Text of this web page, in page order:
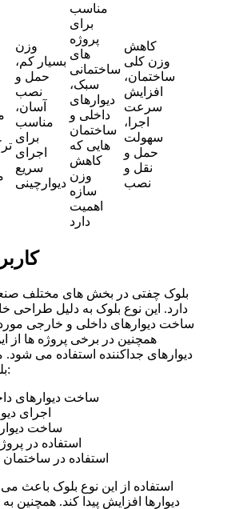
وزن
بسیار کم،
حمل و
نصب
آسان،
مناسب
برای
اجرای
سریع
دیوارچینی
مناسب
برای
پروژه
های
ساختمانی
سبک،
دیوارهای
داخلی و
ساختمان
هایی که
کاهش
وزن
سازه
اهمیت
دارد
کاهش
وزن کلی
ساختمان،
افزایش
سرعت
اجرا،
سهولت
حمل و
نقل و
نصب
بلوک چفتی در بخش های مختلف
دارد. این نوع بلوک به دلیل طراحی
ساخت دیوارهای داخلی و خارجی مورد
همچنین در برخی پروژه ها از
دیوارهای جداکننده استفاده می شود.
بلوک چفتی عبارتند از:
ساخت دیوارهای
اجرای
ساخت
استفاده در
استفاده در
استفاده از این نوع بلوک
دیوارها افزایش پیدا کند.